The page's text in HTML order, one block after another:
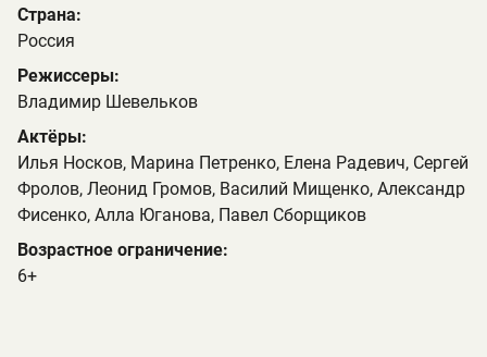
Страна:
Россия
Режиссеры:
Владимир Шевельков
Актёры:
Илья Носков, Марина Петренко, Елена Радевич, Сергей
Фролов, Леонид Громов, Василий Мищенко, Александр
Фисенко, Алла Юганова, Павел Сборщиков
Возрастное ограничение:
6+